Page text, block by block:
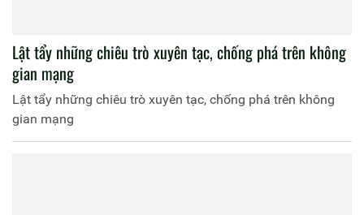
Lật tẩy những chiêu trò xuyên tạc, chống phá trên không
gian mạng
Lật tẩy những chiêu trò xuyên tạc, chống phá trên không
gian mạng